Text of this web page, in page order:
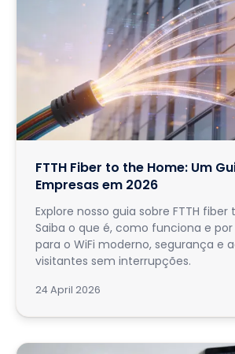
FTTH Fiber to the Home: Um
Empresas em 2026
Explore nosso guia sobre FTTH
Saiba o que é, como funciona e
para o WiFi moderno, segurança e
visitantes sem interrupções.
24 April 2026